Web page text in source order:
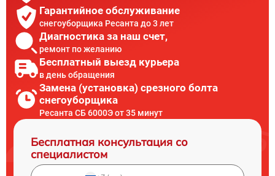
Гарантийное обслуживание
снегоуборщика Ресанта до 3 лет
Диагностика за наш счет,
ремонт по желанию
Бесплатный выезд курьера
в день обращения
Замена (установка) срезного болта
снегоуборщика
Ресанта СБ 6000Э от 35 минут
Бесплатная консультация со
специалистом